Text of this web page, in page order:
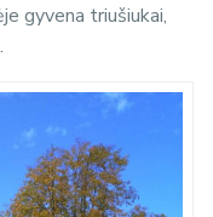
gyvena triušiukai,